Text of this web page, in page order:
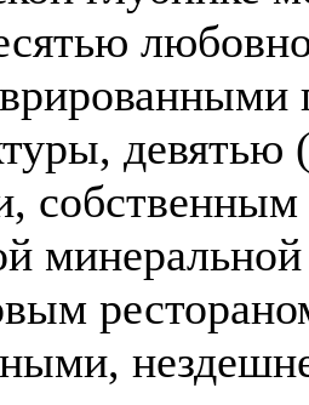
собственным